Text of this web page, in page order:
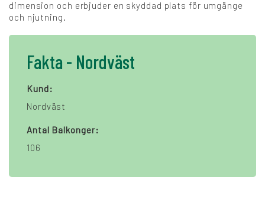
dimension och erbjuder en skyddad plats för umgänge
och njutning.
Fakta - Nordväst
Kund:
Nordväst
Antal Balkonger:
106